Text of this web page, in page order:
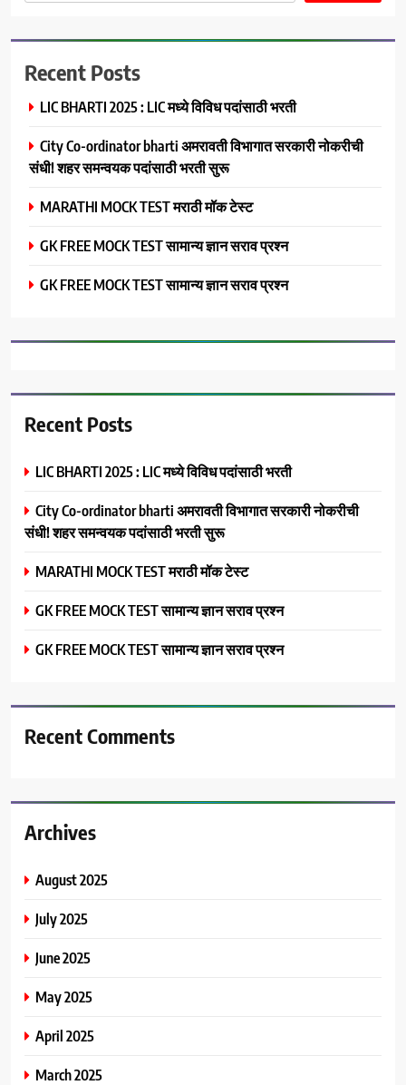
Recent Posts
LIC BHARTI 2025 : LIC मध्ये विविध पदांसाठी भरती
City Co-ordinator bharti अमरावती विभागात सरकारी नोकरीची
संधी! शहर समन्वयक पदांसाठी भरती सुरू
MARATHI MOCK TEST मराठी मॉक टेस्ट
GK FREE MOCK TEST सामान्य ज्ञान सराव प्रश्न
GK FREE MOCK TEST सामान्य ज्ञान सराव प्रश्न
Recent Posts
LIC BHARTI 2025 : LIC मध्ये विविध पदांसाठी भरती
City Co-ordinator bharti अमरावती विभागात सरकारी नोकरीची
संधी! शहर समन्वयक पदांसाठी भरती सुरू
MARATHI MOCK TEST मराठी मॉक टेस्ट
GK FREE MOCK TEST सामान्य ज्ञान सराव प्रश्न
GK FREE MOCK TEST सामान्य ज्ञान सराव प्रश्न
Recent Comments
Archives
August 2025
July 2025
June 2025
May 2025
April 2025
March 2025